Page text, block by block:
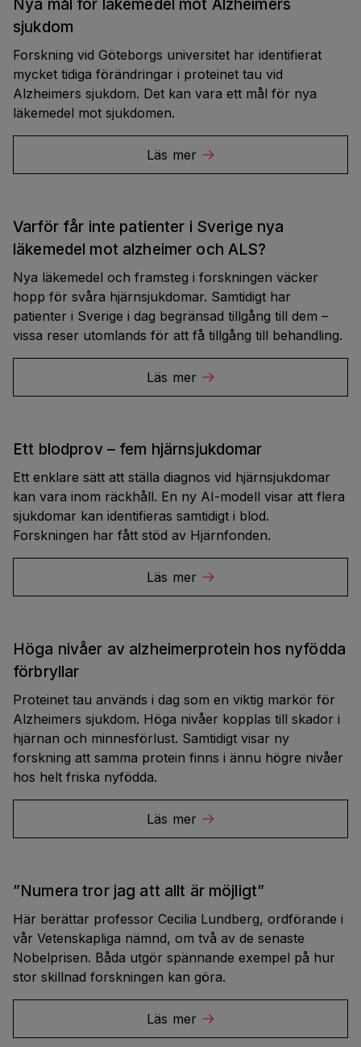
Nya mål för läkemedel mot Alzheimers
sjukdom
Forskning vid Göteborgs universitet har identifierat
mycket tidiga förändringar i proteinet tau vid
Alzheimers sjukdom. Det kan vara ett mål för nya
läkemedel mot sjukdomen.
Läs mer
Varför får inte patienter i Sverige nya
läkemedel mot alzheimer och ALS?
Nya läkemedel och framsteg i forskningen väcker
hopp för svåra hjärnsjukdomar. Samtidigt har
patienter i Sverige i dag begränsad tillgång till dem –
vissa reser utomlands för att få tillgång till behandling.
Läs mer
Ett blodprov – fem hjärnsjukdomar
Ett enklare sätt att ställa diagnos vid hjärnsjukdomar
kan vara inom räckhåll. En ny AI-modell visar att flera
sjukdomar kan identifieras samtidigt i blod.
Forskningen har fått stöd av Hjärnfonden.
Läs mer
Höga nivåer av alzheimerprotein hos nyfödda
förbryllar
Proteinet tau används i dag som en viktig markör för
Alzheimers sjukdom. Höga nivåer kopplas till skador i
hjärnan och minnesförlust. Samtidigt visar ny
forskning att samma protein finns i ännu högre nivåer
hos helt friska nyfödda.
Läs mer
”Numera tror jag att allt är möjligt”
Här berättar professor Cecilia Lundberg, ordförande i
vår Vetenskapliga nämnd, om två av de senaste
Nobelprisen. Båda utgör spännande exempel på hur
stor skillnad forskningen kan göra.
Läs mer